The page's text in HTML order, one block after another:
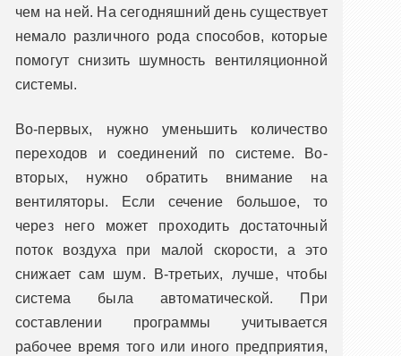
чем на ней. На сегодняшний день существует
немало различного рода способов, которые
помогут снизить шумность вентиляционной
системы.
Во-первых, нужно уменьшить количество
переходов и соединений по системе. Во-
вторых, нужно обратить внимание на
вентиляторы. Если сечение большое, то
через него может проходить достаточный
поток воздуха при малой скорости, а это
снижает сам шум. В-третьих, лучше, чтобы
система была автоматической. При
составлении программы учитывается
рабочее время того или иного предприятия,